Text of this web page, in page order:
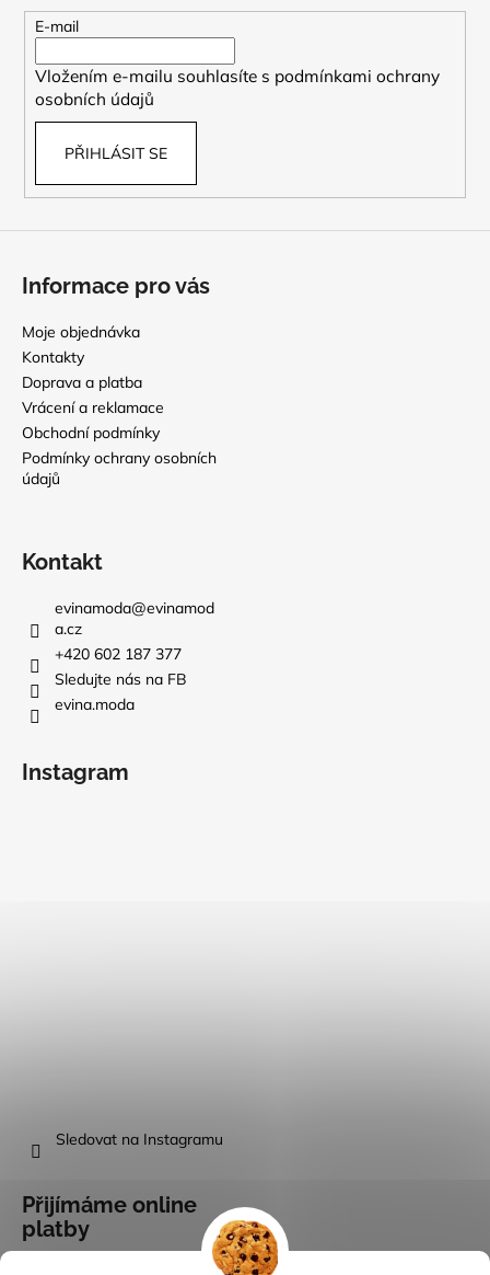
E-mail
Vložením e-mailu souhlasíte s podmínkami ochrany
osobních údajů
PŘIHLÁSIT SE
Informace pro vás
Moje objednávka
Kontakty
Doprava a platba
Vrácení a reklamace
Obchodní podmínky
Podmínky ochrany osobních
údajů
Kontakt
evinamoda@evinamod
a.cz
+420 602 187 377
Sledujte nás na FB
evina.moda
Instagram
Sledovat na Instagramu
Přijímáme online
platby